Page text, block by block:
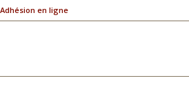
Adhésion en ligne